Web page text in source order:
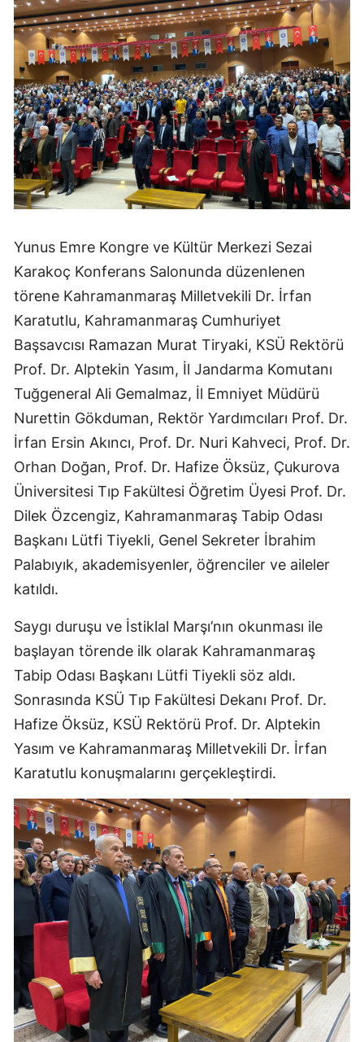
Yunus Emre Kongre ve Kültür Merkezi Sezai
Karakoç Konferans Salonunda düzenlenen
törene Kahramanmaraş Milletvekili Dr. İrfan
Karatutlu, Kahramanmaraş Cumhuriyet
Başsavcısı Ramazan Murat Tiryaki, KSÜ Rektörü
Prof. Dr. Alptekin Yasım, İl Jandarma Komutanı
Tuğgeneral Ali Gemalmaz, İl Emniyet Müdürü
Nurettin Gökduman, Rektör Yardımcıları Prof. Dr.
İrfan Ersin Akıncı, Prof. Dr. Nuri Kahveci, Prof. Dr.
Orhan Doğan, Prof. Dr. Hafize Öksüz, Çukurova
Üniversitesi Tıp Fakültesi Öğretim Üyesi Prof. Dr.
Dilek Özcengiz, Kahramanmaraş Tabip Odası
Başkanı Lütfi Tiyekli, Genel Sekreter İbrahim
Palabıyık, akademisyenler, öğrenciler ve aileler
katıldı.
Saygı duruşu ve İstiklal Marşı’nın okunması ile
başlayan törende ilk olarak Kahramanmaraş
Tabip Odası Başkanı Lütfi Tiyekli söz aldı.
Sonrasında KSÜ Tıp Fakültesi Dekanı Prof. Dr.
Hafize Öksüz, KSÜ Rektörü Prof. Dr. Alptekin
Yasım ve Kahramanmaraş Milletvekili Dr. İrfan
Karatutlu konuşmalarını gerçekleştirdi.